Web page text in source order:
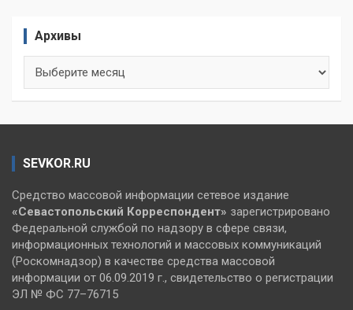
Архивы
SEVKOR.RU
Средство массовой информации сетевое издание
«Севастопольский Корреспондент» зарегистрировано
Федеральной службой по надзору в сфере связи,
информационных технологий и массовых коммуникаций
(Роскомнадзор) в качестве средства массовой
информации от 06.09.2019 г., свидетельство о регистрации
ЭЛ № ФС 77–76715